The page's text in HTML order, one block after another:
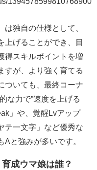
独自の仕様として、
上げることができ、目
得スキルポイントを増
すが、より強く育てる
ついても、最終コーナ
な力で”速度を上げる
」や、覚醒Lvアップ
テ一文字」など優秀な
と強みが多いです。
成ウマ娘は誰？